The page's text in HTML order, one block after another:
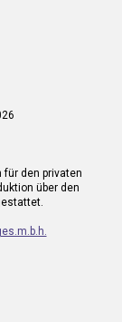
den privaten
über den